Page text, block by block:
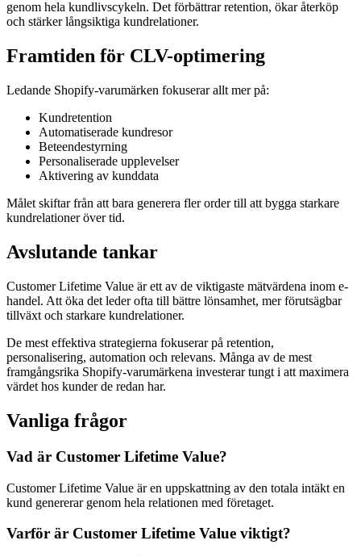
genom hela kundlivscykeln. Det förbättrar retention, ökar återköp
och stärker långsiktiga kundrelationer.
Framtiden för CLV-optimering
Ledande Shopify-varumärken fokuserar allt mer på:
Kundretention
Automatiserade kundresor
Beteendestyrning
Personaliserade upplevelser
Aktivering av kunddata
Målet skiftar från att bara generera fler order till att bygga starkare
kundrelationer över tid.
Avslutande tankar
Customer Lifetime Value är ett av de viktigaste mätvärdena inom e-
handel. Att öka det leder ofta till bättre lönsamhet, mer förutsägbar
tillväxt och starkare kundrelationer.
De mest effektiva strategierna fokuserar på retention,
personalisering, automation och relevans. Många av de mest
framgångsrika Shopify-varumärkena investerar tungt i att maximera
värdet hos kunder de redan har.
Vanliga frågor
Vad är Customer Lifetime Value?
Customer Lifetime Value är en uppskattning av den totala intäkt en
kund genererar genom hela relationen med företaget.
Varför är Customer Lifetime Value viktigt?